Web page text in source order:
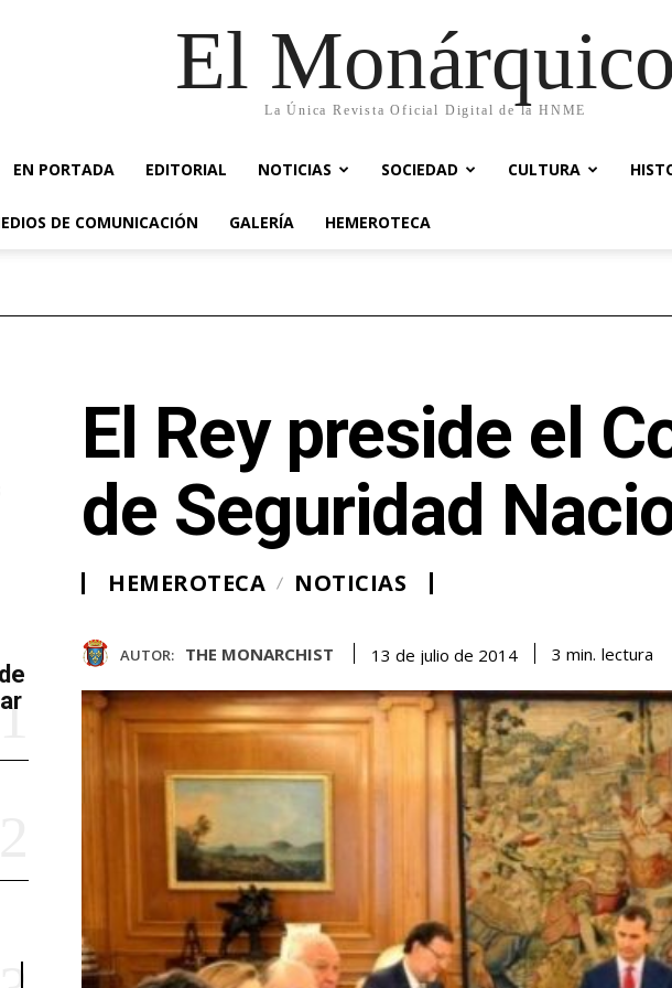
El
La Única Revista Oficial Digital de la HNME
EN PORTADA EDITORIAL NOTICIAS SOCIEDAD CULTURA
DE COMUNICACIÓN GALERÍA HEMEROTECA
El Rey preside el
de Seguridad
HEMEROTECA NOTICIAS
AUTOR: THE MONARCHIST 13 de julio de 2014 3 min. lectura